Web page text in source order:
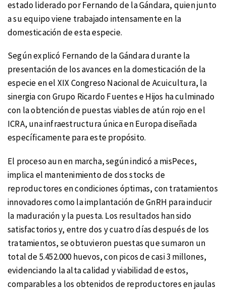
estado liderado por Fernando de la Gándara, quien junto
a su equipo viene trabajado intensamente en la
domesticación de esta especie.
Según explicó Fernando de la Gándara durante la
presentación de los avances en la domesticación de la
especie en el XIX Congreso Nacional de Acuicultura, la
sinergia con Grupo Ricardo Fuentes e Hijos ha culminado
con la obtención de puestas viables de atún rojo en el
ICRA, una infraestructura única en Europa diseñada
específicamente para este propósito.
El proceso aun en marcha, según indicó a misPeces,
implica el mantenimiento de dos stocks de
reproductores en condiciones óptimas, con tratamientos
innovadores como la implantación de GnRH para inducir
la maduración y la puesta. Los resultados han sido
satisfactorios y, entre dos y cuatro días después de los
tratamientos, se obtuvieron puestas que sumaron un
total de 5.452.000 huevos, con picos de casi 3 millones,
evidenciando la alta calidad y viabilidad de estos,
comparables a los obtenidos de reproductores en jaulas